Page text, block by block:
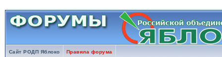
Сайт РОДП Яблоко Правила форума